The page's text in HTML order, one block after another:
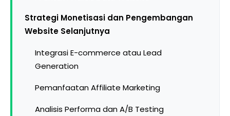
Strategi Monetisasi dan Pengembangan
Website Selanjutnya
Integrasi E-commerce atau Lead
Generation
Pemanfaatan Affiliate Marketing
Analisis Performa dan A/B Testing